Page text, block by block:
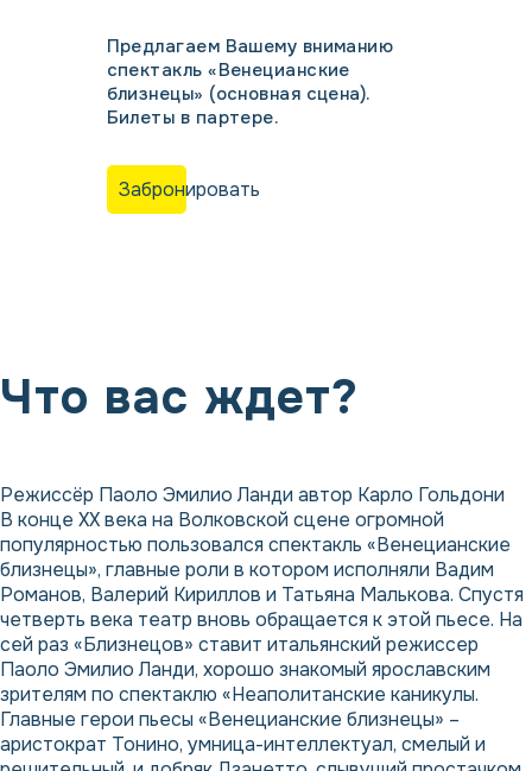
Предлагаем Вашему вниманию
спектакль «Венецианские
близнецы» (основная сцена).
Билеты в партере.
Забронировать
Что вас ждет?
Режиссёр Паоло Эмилио Ланди автор Карло Гольдони
В конце ХХ века на Волковской сцене огромной
популярностью пользовался спектакль «Венецианские
близнецы», главные роли в котором исполняли Вадим
Романов, Валерий Кириллов и Татьяна Малькова. Спустя
четверть века театр вновь обращается к этой пьесе. На
сей раз «Близнецов» ставит итальянский режиссер
Паоло Эмилио Ланди, хорошо знакомый ярославским
зрителям по спектаклю «Неаполитанские каникулы.
Главные герои пьесы «Венецианские близнецы» –
аристократ Тонино, умница-интеллектуал, смелый и